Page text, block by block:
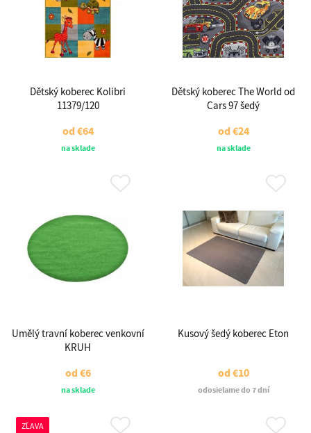
Dětský koberec Kolibri
11379/120
od€64
na sklade
Dětský koberec The World od
Cars 97 šedý
od€24
na sklade
Umělý travní koberec venkovní
KRUH
od€6
na sklade
Kusový šedý koberec Eton
od€10
odosielame do 7 dní
ZĽAVA